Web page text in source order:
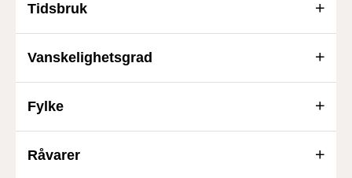
Tidsbruk
Vanskelighetsgrad
Fylke
Råvarer